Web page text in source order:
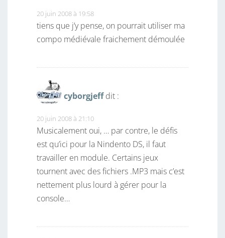
20 juin 2008 à 19:58
tiens que j’y pense, on pourrait utiliser ma
compo médiévale fraichement démoulée
cyborgjeff dit :
20 juin 2008 à 21:10
Musicalement oui, … par contre, le défis
est qu’ici pour la Nindento DS, il faut
travailler en module. Certains jeux
tournent avec des fichiers .MP3 mais c’est
nettement plus lourd à gérer pour la
console…